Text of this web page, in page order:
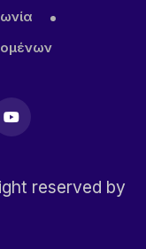
reserved by